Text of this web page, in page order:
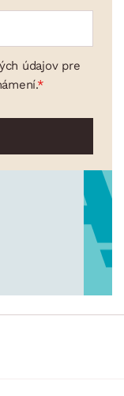
údajov pre